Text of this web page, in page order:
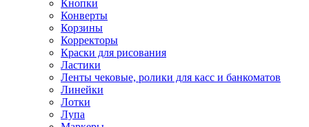
Кнопки
Конверты
Корзины
Корректоры
Краски для рисования
Ластики
Ленты чековые, ролики для касс и банкоматов
Линейки
Лотки
Лупа